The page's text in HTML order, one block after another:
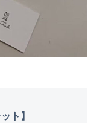
ト】